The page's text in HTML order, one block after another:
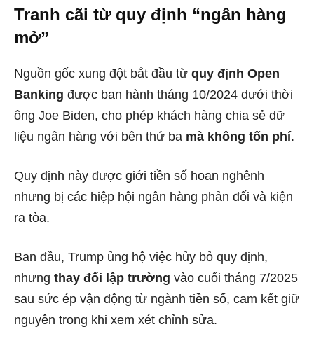
Tranh cãi từ quy định “ngân hàng
mở”
Nguồn gốc xung đột bắt đầu từ quy định Open
Banking được ban hành tháng 10/2024 dưới thời
ông Joe Biden, cho phép khách hàng chia sẻ dữ
liệu ngân hàng với bên thứ ba mà không tốn phí.
Quy định này được giới tiền số hoan nghênh
nhưng bị các hiệp hội ngân hàng phản đối và kiện
ra tòa.
Ban đầu, Trump ủng hộ việc hủy bỏ quy định,
nhưng thay đổi lập trường vào cuối tháng 7/2025
sau sức ép vận động từ ngành tiền số, cam kết giữ
nguyên trong khi xem xét chỉnh sửa.